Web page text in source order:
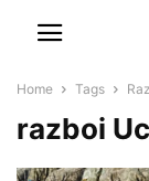
Home Tags
razboi